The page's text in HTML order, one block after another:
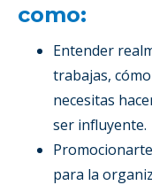
como:
Entender
trabajas,
necesitas
ser influyente.
para la